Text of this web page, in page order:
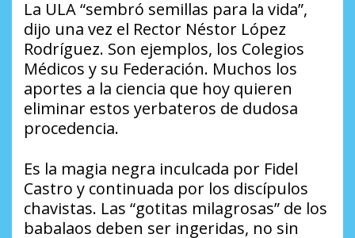
La ULA “sembró semillas para la vida”,
dijo una vez el Rector Néstor López
Rodríguez. Son ejemplos, los Colegios
Médicos y su Federación. Muchos los
aportes a la ciencia que hoy quieren
eliminar estos yerbateros de dudosa
procedencia.
Es la magia negra inculcada por Fidel
Castro y continuada por los discípulos
chavistas. Las “gotitas milagrosas” de los
babalaos deben ser ingeridas, no sin